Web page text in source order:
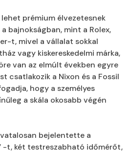
prémium élvezetesnek
bajnokságban, mint a Rolex,
t, mivel a vállalat sokkal
vagy kiskereskedelmi márka,
van az elmúlt években egyre
csatlakozik a Nixon és a Fossil
hogy a személyes
a skála okosabb végén
bejelentette a
-t, két testreszabható időmérőt,